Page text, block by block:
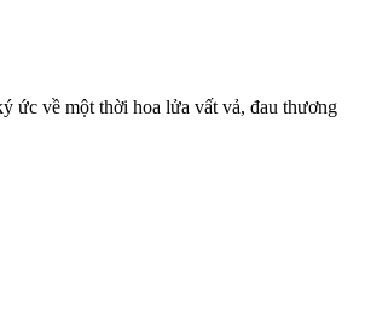
ức về một thời hoa lửa vất vả, đau thương